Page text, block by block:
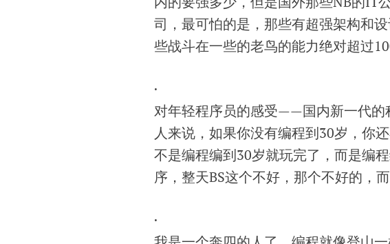
司，最可怕的是，那些有超强架构和
些战斗在一些的老鸟的能力绝对超过
·
对年轻程序员的感受——国内新一代的
人来说，如果你没有编程到30岁，你
不是编程编到30岁就玩完了，而是编
序，整天BS这个不好，那个不好的，
·